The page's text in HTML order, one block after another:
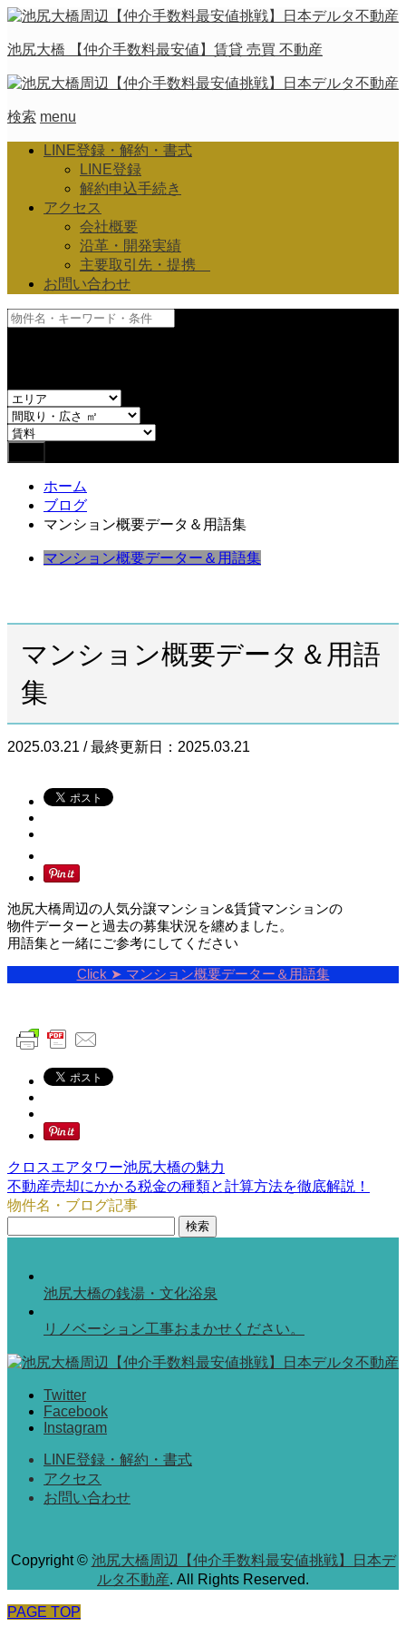
池尻大橋 【仲介手数料最安値】賃貸 売買 不動産
検索 menu
LINE登録・解約・書式
LINE登録
解約申込手続き
アクセス
会社概要
沿革・開発実績
主要取引先・提携
お問い合わせ
ホーム
ブログ
マンション概要データ＆用語集
マンション概要データー＆用語集
マンション概要データ＆用語
集
2025.03.21 / 最終更新日：2025.03.21
池尻大橋周辺の人気分譲マンション&賃貸マンションの
物件データーと過去の募集状況を纏めました。
用語集と一緒にご参考にしてください
Click ➤ マンション概要データー＆用語集
クロスエアタワー池尻大橋の魅力
不動産売却にかかる税金の種類と計算方法を徹底解説！
物件名・ブログ記事
索:
池尻大橋の銭湯・文化浴泉
リノベーション工事おまかせください。
Twitter
Facebook
Instagram
LINE登録・解約・書式
アクセス
お問い合わせ
Copyright© 池尻大橋周辺【仲介手数料最安値挑戦】日本デ
ルタ不動産. All Rights Reserved.
PAGE TOP